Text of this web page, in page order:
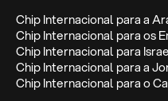
Chip Internacional para a
Chip Internacional para os
Chip Internacional para
Chip Internacional para a
Chip Internacional para o